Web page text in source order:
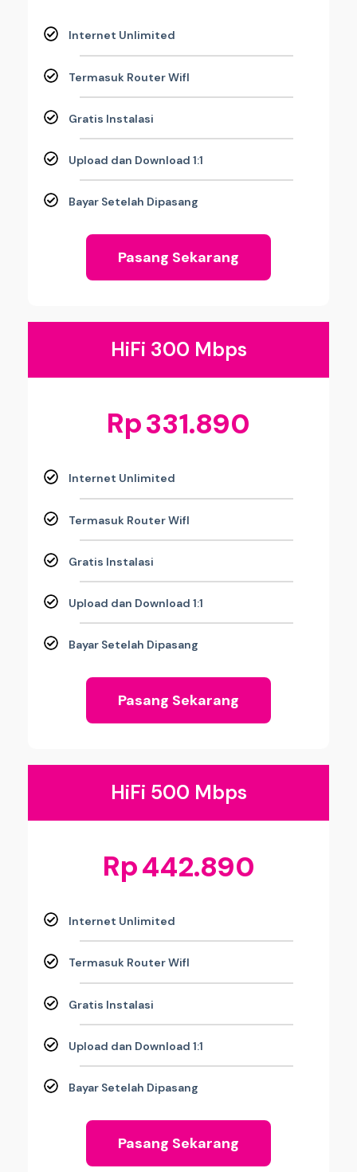
Internet Unlimited
Termasuk Router WifI
Gratis Instalasi
Upload dan Download 1:1
Bayar Setelah Dipasang
Pasang Sekarang
HiFi 300 Mbps
Rp331.890
Internet Unlimited
Termasuk Router WifI
Gratis Instalasi
Upload dan Download 1:1
Bayar Setelah Dipasang
Pasang Sekarang
HiFi 500 Mbps
Rp442.890
Internet Unlimited
Termasuk Router WifI
Gratis Instalasi
Upload dan Download 1:1
Bayar Setelah Dipasang
Pasang Sekarang